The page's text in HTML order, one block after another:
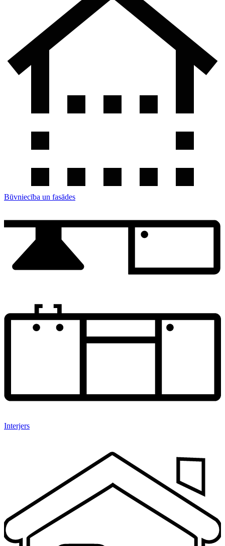
Būvniecība un fasādes
Interjers